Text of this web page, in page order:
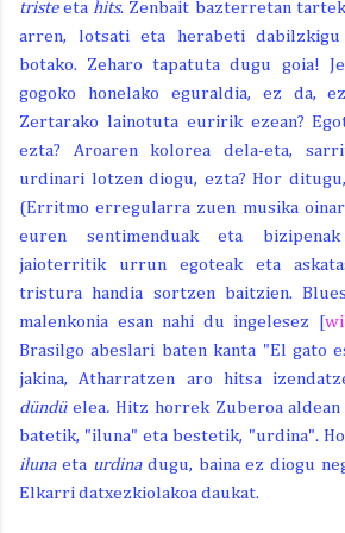
tristeeta hits. Zenbait bazterretan
arren, lotsati eta herabeti dabilzkigu
botako. Zeharo tapatuta dugu goia!
gogoko honelako eguraldia, ez da,
Zertarako lainotuta euririk ezean?
ezta? Aroaren kolorea dela-eta,
urdinari lotzen diogu, ezta? Hor
(Erritmo erregularra zuen musika
euren sentimenduak eta
jaioterritik urrun egoteak eta
tristura handia sortzen baitzien.
malenkonia esan nahi du ingelesez [
Brasilgo abeslari baten kanta "El gato
jakina, Atharratzen aro hitsa
dündü elea. Hitz horrek Zuberoa
batetik, "iluna" eta bestetik, "urdina".
ilunaeta urdinadugu, baina ez diogu
Elkarri datxezkiolakoa daukat.